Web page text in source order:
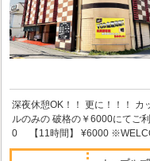
深夜休憩OK！！ 更に！！！ カ
ルのみの 破格の￥6000にてご
0 【11時間】 ¥6000